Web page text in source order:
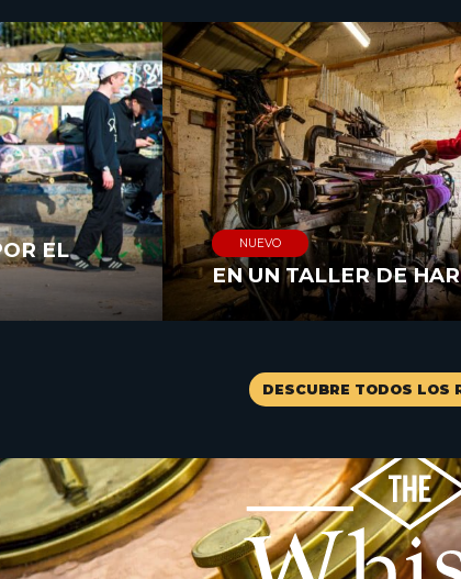
EL
NUEVO
EN UN TALLER DE
DESCUBRE TODOS LOS